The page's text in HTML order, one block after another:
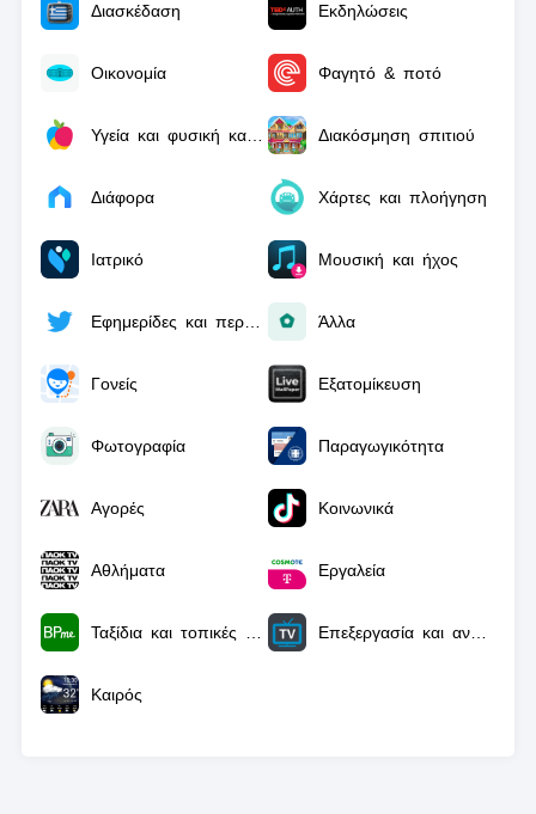
Διασκέδαση Εκδηλώσεις
Οικονομία Φαγητό & ποτό
Υγεία και φυσική κατάσταση Διακόσμηση σπιτιού
Διάφορα Χάρτες και πλοήγηση
Ιατρικό Μουσική και ήχος
Εφημερίδες και περιοδικά Άλλα
Γονείς Εξατομίκευση
Φωτογραφία Παραγωγικότητα
Αγορές Κοινωνικά
Αθλήματα Εργαλεία
Καιρός